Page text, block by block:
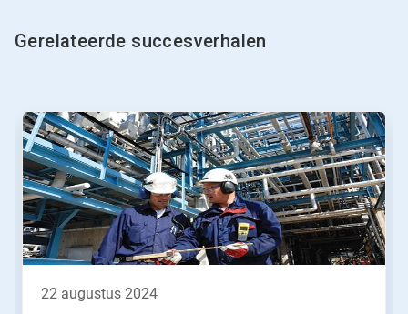
Gerelateerde succesverhalen
22 augustus 2024